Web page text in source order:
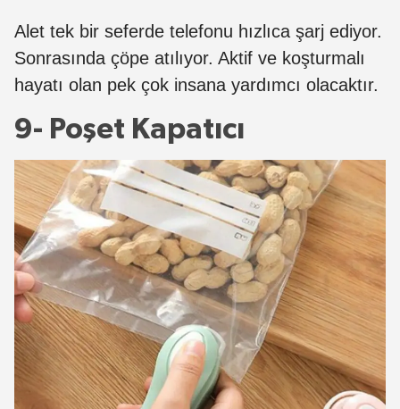
Alet tek bir seferde telefonu hızlıca şarj ediyor.
Sonrasında çöpe atılıyor. Aktif ve koşturmalı
hayatı olan pek çok insana yardımcı olacaktır.
9- Poşet Kapatıcı